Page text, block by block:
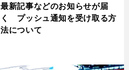
最新記事などのお知らせが届
く プッシュ通知を受け取る方
法について